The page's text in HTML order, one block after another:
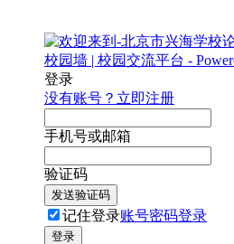
登录
没有账号？立即注册
手机号或邮箱
验证码
发送验证码
记住登录账号密码登录
登录